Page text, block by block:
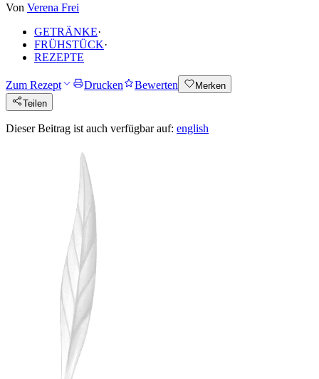
Von Verena Frei
GETRÄNKE·
FRÜHSTÜCK·
REZEPTE
Zum Rezept Drucken Bewerten
Merken
Teilen
Dieser Beitrag ist auch verfügbar auf: english